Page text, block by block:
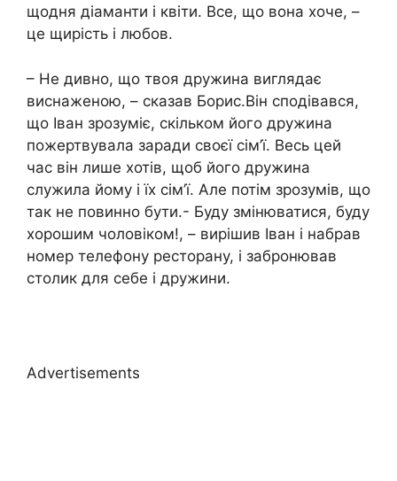
щодня діаманти і квіти. Все, що вона хоче, –
це щирість і любов.
– Не дивно, що твоя дружина виглядає
виснаженою, – сказав Борис.Він сподівався,
що Іван зрозуміє, скільком його дружина
пожертвувала заради своєї сім’ї. Весь цей
час він лише хотів, щоб його дружина
служила йому і їх сім’ї. Але потім зрозумів, що
так не повинно бути.- Буду змінюватися, буду
хорошим чоловіком!, – вирішив Іван і набрав
номер телефону ресторану, і забронював
столик для себе і дружини.
Advertisements